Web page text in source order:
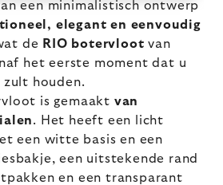
een minimalistisch ontwerp
elegant en eenvoudig
de RIO botervloot van
het eerste moment dat u
houden.
is gemaakt van
. Het heeft een licht
een witte basis en een
een uitstekende rand
en een transparant